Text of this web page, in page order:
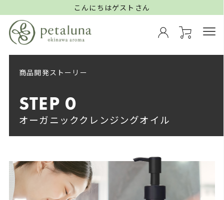
こんにちはゲストさん
商品開発ストーリー
STEP 0
オーガニッククレンジングオイル